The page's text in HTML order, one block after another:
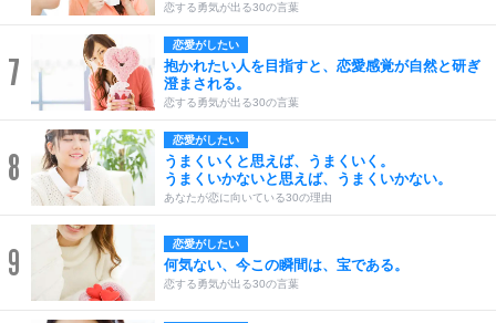
恋する勇気が出る30の言葉
7
恋愛がしたい
抱かれたい人を目指すと、恋愛感覚が自然と研ぎ
澄まされる。
恋する勇気が出る30の言葉
8
恋愛がしたい
うまくいくと思えば、うまくいく。
うまくいかないと思えば、うまくいかない。
あなたが恋に向いている30の理由
9 恋愛がしたい
何気ない、今この瞬間は、宝である。
恋する勇気が出る30の言葉